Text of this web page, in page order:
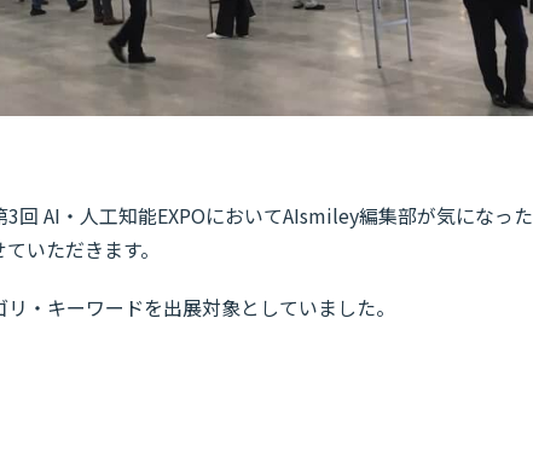
回 AI・人工知能EXPOにおいてAIsmiley編集部が気になった
いただきます。
・キーワードを出展対象としていました。